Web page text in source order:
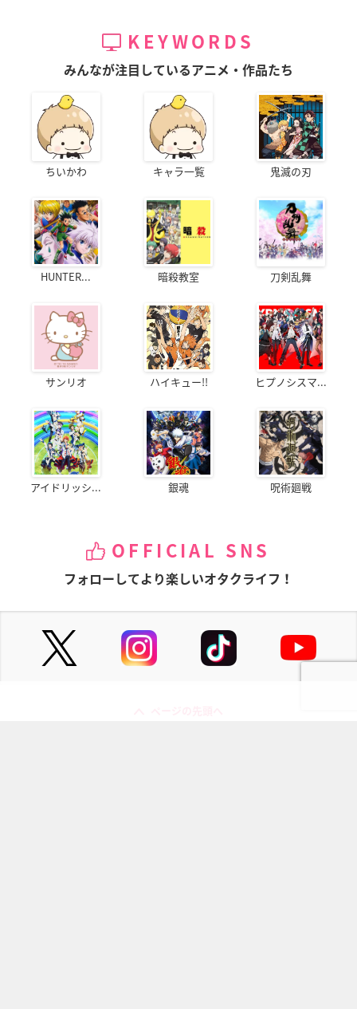
KEYWORDS
みんなが注目しているアニメ・作品たち
ちいかわ キャラ一覧 鬼滅の刃
HUNTER... 暗殺教室 刀剣乱舞
サンリオ ハイキュー!! ヒプノシスマ...
アイドリッシ... 銀魂 呪術廻戦
OFFICIAL SNS
フォローしてより楽しいオタクライフ！